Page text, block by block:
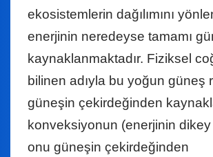
ekosistemlerin dağılımını
enerjinin neredeyse tamamı
kaynaklanmaktadır. Fiziksel
bilinen adıyla bu yoğun güneş
güneşin çekirdeğinden
konveksiyonun (enerjinin
onu güneşin çekirdeğinden